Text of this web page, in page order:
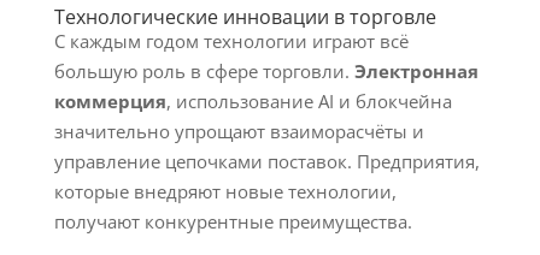
Технологические инновации в торговле
С каждым годом технологии играют всё
большую роль в сфере торговли. Электронная
коммерция, использование AI и блокчейна
значительно упрощают взаиморасчёты и
управление цепочками поставок. Предприятия,
которые внедряют новые технологии,
получают конкурентные преимущества.